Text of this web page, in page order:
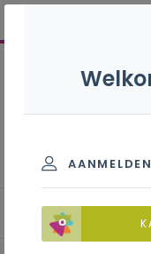
AANMELDEN